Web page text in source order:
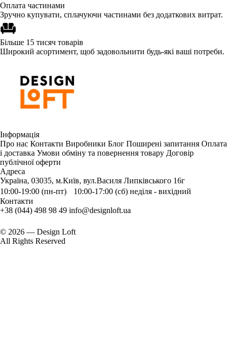
Оплата частинами
Зручно купувати, сплачуючи частинами без додаткових витрат.
Більше 15 тисяч товарів
Широкий асортимент, щоб задовольнити будь-які ваші потреби.
Інформація
Про нас Контакти Виробники Блог Поширені запитання Оплата
і доставка Умови обміну та повернення товару Договір
публічної оферти
Адреса
Україна, 03035, м.Київ, вул.Василя Липківського 16г
10:00-19:00 (пн-пт) 10:00-17:00 (сб) неділя - вихідний
Контакти
+38 (044) 498 98 49 info@designloft.ua
© 2026 — Design Loft
All Rights Reserved